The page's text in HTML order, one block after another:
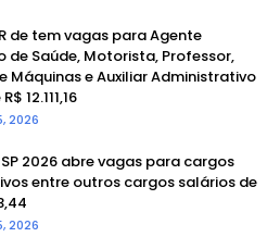
de tem vagas para Agente
de Saúde, Motorista, Professor,
Máquinas e Auxiliar Administrativo
12.111,16
2026
2026 abre vagas para cargos
entre outros cargos salários de
2026